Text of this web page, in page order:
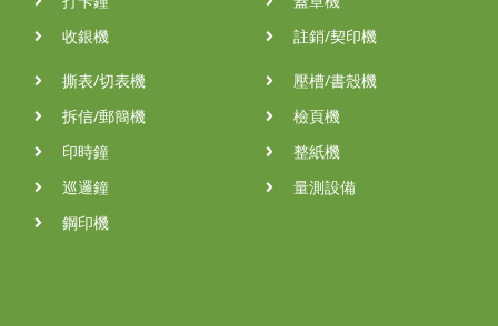
收銀機
註銷/契印機
撕表/切表機
拆信/郵簡機
印時鐘
巡邏鐘
鋼印機
壓槽/書殼機
檢頁機
整紙機
量測設備